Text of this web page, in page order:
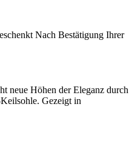
Nach Bestätigung Ihrer
neue Höhen der Eleganz durch
Gezeigt in